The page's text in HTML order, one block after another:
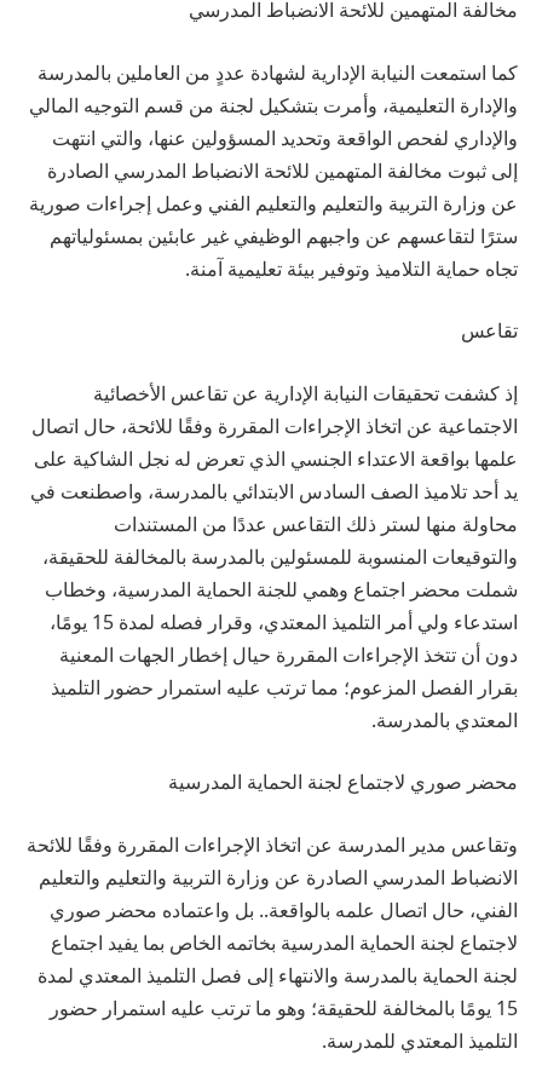
مخالفة المتهمين للائحة الانضباط المدرسي
كما استمعت النيابة الإدارية لشهادة عددٍ من العاملين بالمدرسة
والإدارة التعليمية، وأمرت بتشكيل لجنة من قسم التوجيه المالي
والإداري لفحص الواقعة وتحديد المسؤولين عنها، والتي انتهت
إلى ثبوت مخالفة المتهمين للائحة الانضباط المدرسي الصادرة
عن وزارة التربية والتعليم والتعليم الفني وعمل إجراءات صورية
سترًا لتقاعسهم عن واجبهم الوظيفي غير عابئين بمسئولياتهم
تجاه حماية التلاميذ وتوفير بيئة تعليمية آمنة.
تقاعس
إذ كشفت تحقيقات النيابة الإدارية عن تقاعس الأخصائية
الاجتماعية عن اتخاذ الإجراءات المقررة وفقًا للائحة، حال اتصال
علمها بواقعة الاعتداء الجنسي الذي تعرض له نجل الشاكية على
يد أحد تلاميذ الصف السادس الابتدائي بالمدرسة، واصطنعت في
محاولة منها لستر ذلك التقاعس عددًا من المستندات
والتوقيعات المنسوبة للمسئولين بالمدرسة بالمخالفة للحقيقة،
شملت محضر اجتماع وهمي للجنة الحماية المدرسية، وخطاب
استدعاء ولي أمر التلميذ المعتدي، وقرار فصله لمدة 15 يومًا،
دون أن تتخذ الإجراءات المقررة حيال إخطار الجهات المعنية
بقرار الفصل المزعوم؛ مما ترتب عليه استمرار حضور التلميذ
المعتدي بالمدرسة.
محضر صوري لاجتماع لجنة الحماية المدرسية
وتقاعس مدير المدرسة عن اتخاذ الإجراءات المقررة وفقًا للائحة
الانضباط المدرسي الصادرة عن وزارة التربية والتعليم والتعليم
الفني، حال اتصال علمه بالواقعة.. بل واعتماده محضر صوري
لاجتماع لجنة الحماية المدرسية بخاتمه الخاص بما يفيد اجتماع
لجنة الحماية بالمدرسة والانتهاء إلى فصل التلميذ المعتدي لمدة
15 يومًا بالمخالفة للحقيقة؛ وهو ما ترتب عليه استمرار حضور
التلميذ المعتدي للمدرسة.